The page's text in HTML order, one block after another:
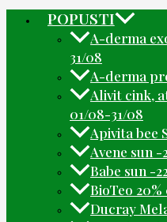
POPUSTI
A-derma
31/08
A-derma
Alivit cink,
01/08-31/08
Apivita bee
Avene sun -
Babe sun -
BioTeo
Ducray